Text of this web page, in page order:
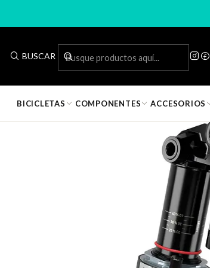
BUSCAR
BICICLETAS COMPONENTES ACCESORIOS